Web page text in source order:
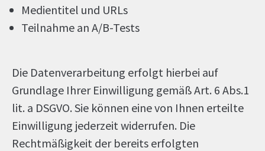
Medientitel und URLs
Teilnahme an A/B-Tests
Die Datenverarbeitung erfolgt hierbei auf
Grundlage Ihrer Einwilligung gemäß Art. 6 Abs.1
lit. a DSGVO. Sie können eine von Ihnen erteilte
Einwilligung jederzeit widerrufen. Die
Rechtmäßigkeit der bereits erfolgten